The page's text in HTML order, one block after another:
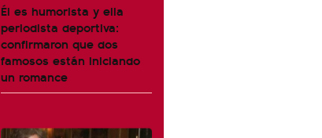
Él es humorista y ella
periodista deportiva:
confirmaron que dos
famosos están iniciando
un romance